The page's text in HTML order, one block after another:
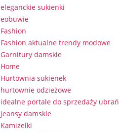
eleganckie sukienki
eobuwie
Fashion
Fashion aktualne trendy modowe
Garnitury damskie
Home
Hurtownia sukienek
hurtownie odzieżowe
idealne portale do sprzedaży ubrań
jeansy damskie
Kamizelki